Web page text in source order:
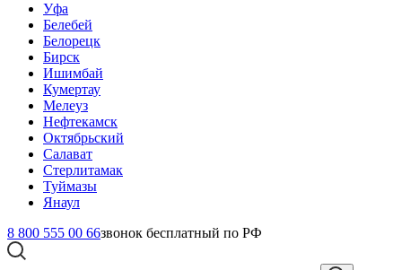
Уфа
Белебей
Белорецк
Бирск
Ишимбай
Кумертау
Мелеуз
Нефтекамск
Октябрьский
Салават
Стерлитамак
Туймазы
Янаул
8 800 555 00 66звонок бесплатный по РФ